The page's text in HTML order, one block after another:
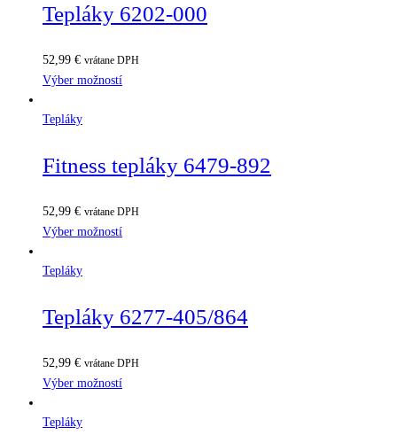
Tepláky 6202-000
52,99 € vrátane DPH
Výber možností
Tepláky
Fitness tepláky 6479-892
52,99 € vrátane DPH
Výber možností
Tepláky
Tepláky 6277-405/864
52,99 € vrátane DPH
Výber možností
Tepláky